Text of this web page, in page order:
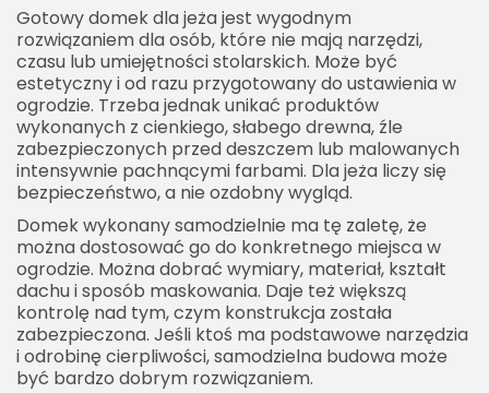
Gotowy domek dla jeża jest wygodnym
rozwiązaniem dla osób, które nie mają narzędzi,
czasu lub umiejętności stolarskich. Może być
estetyczny i od razu przygotowany do ustawienia w
ogrodzie. Trzeba jednak unikać produktów
wykonanych z cienkiego, słabego drewna, źle
zabezpieczonych przed deszczem lub malowanych
intensywnie pachnącymi farbami. Dla jeża liczy się
bezpieczeństwo, a nie ozdobny wygląd.
Domek wykonany samodzielnie ma tę zaletę, że
można dostosować go do konkretnego miejsca w
ogrodzie. Można dobrać wymiary, materiał, kształt
dachu i sposób maskowania. Daje też większą
kontrolę nad tym, czym konstrukcja została
zabezpieczona. Jeśli ktoś ma podstawowe narzędzia
i odrobinę cierpliwości, samodzielna budowa może
być bardzo dobrym rozwiązaniem.